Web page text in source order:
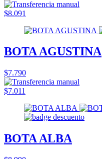
$8.091
BOTA AGUSTINA
$7.790
$7.011
BOTA ALBA